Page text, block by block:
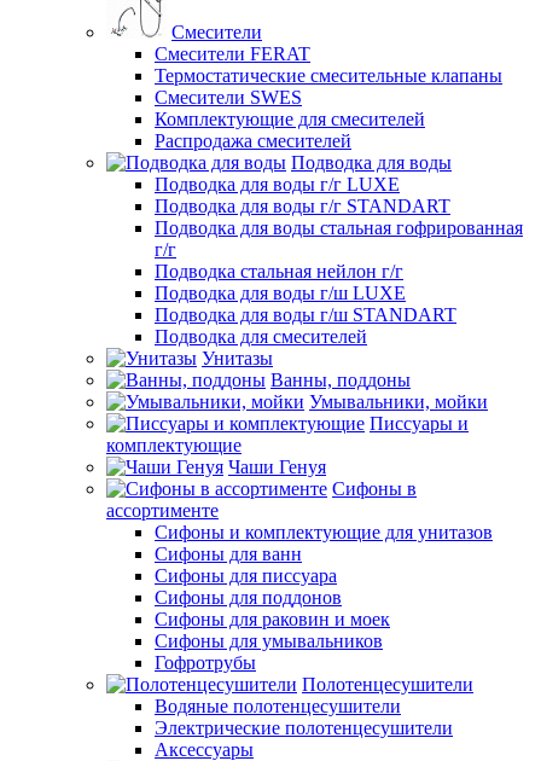
Смесители
Смесители FERAT
Термостатические смесительные клапаны
Смесители SWES
Комплектующие для смесителей
Распродажа смесителей
Подводка для воды
Подводка для воды г/г LUXE
Подводка для воды г/г STANDART
Подводка для воды стальная гофрированная
г/г
Подводка стальная нейлон г/г
Подводка для воды г/ш LUXE
Подводка для воды г/ш STANDART
Подводка для смесителей
Унитазы
Ванны, поддоны
Умывальники, мойки
Писсуары и
комплектующие
Чаши Генуя
Сифоны в
ассортименте
Сифоны и комплектующие для унитазов
Сифоны для ванн
Сифоны для писсуара
Сифоны для поддонов
Сифоны для раковин и моек
Сифоны для умывальников
Гофротрубы
Полотенцесушители
Водяные полотенцесушители
Электрические полотенцесушители
Аксессуары